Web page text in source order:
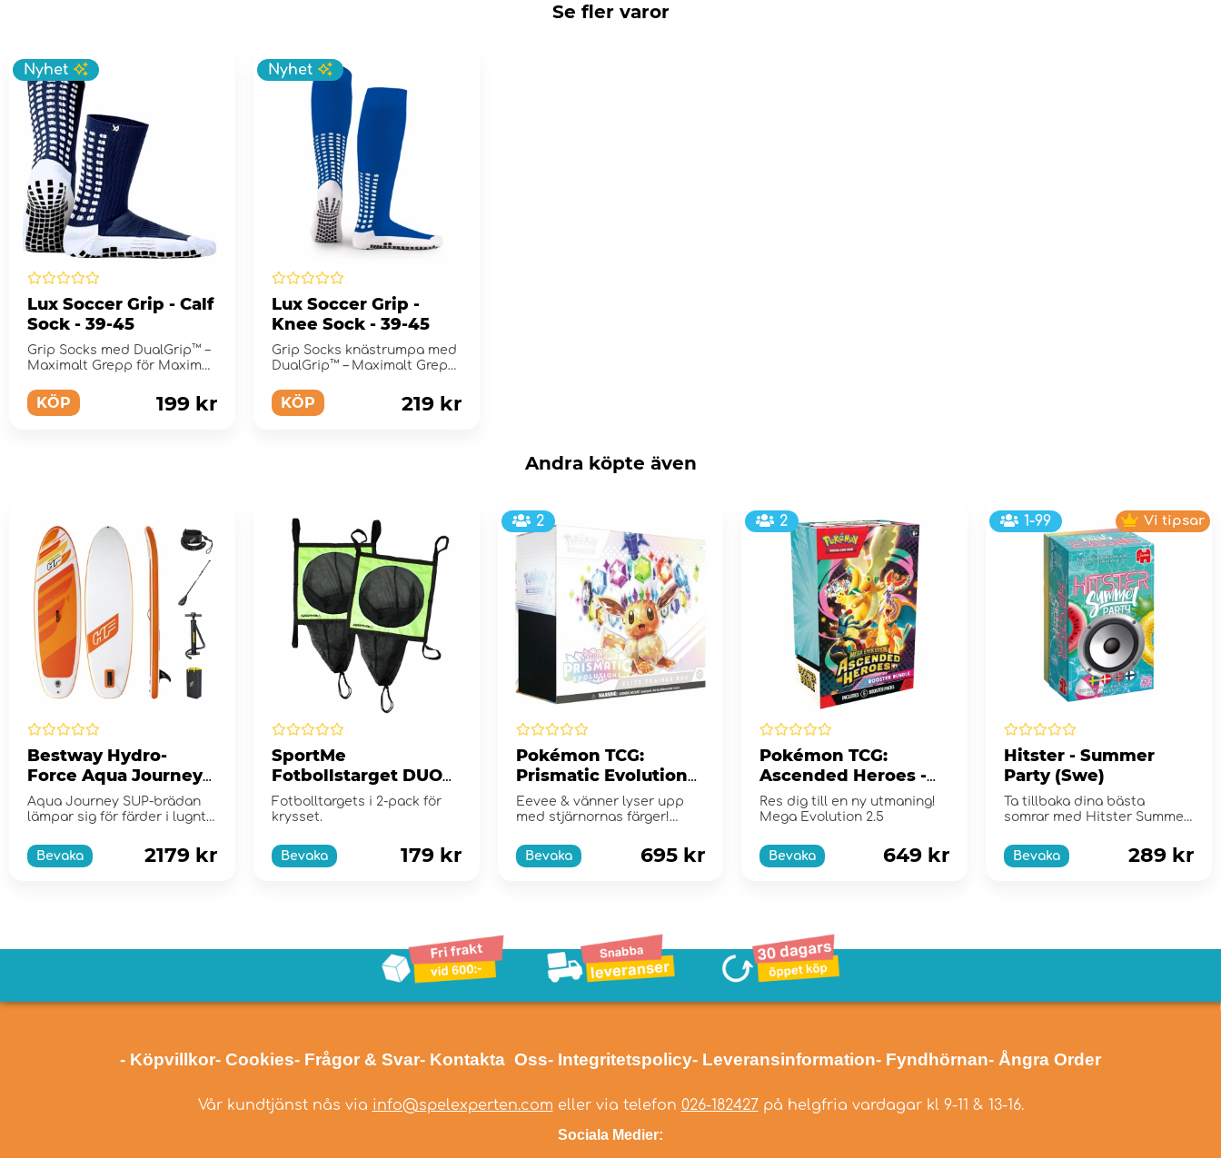
Se fler varor
Nyhet
Lux Soccer Grip - Calf
Sock - 39-45
Grip Socks med DualGrip™ –
Maximalt Grepp för Maximal
KÖP 199 kr
Nyhet
Lux Soccer Grip -
Knee Sock - 39-45
Grip Socks knästrumpa med
DualGrip™ – Maximalt Grepp
KÖP 219 kr
Andra köpte även
Bestway Hydro-
Force Aqua Journey
Sup-Bräda
Aqua Journey SUP-brädan
lämpar sig för färder i lugnt
Bevaka
2179 kr
SportMe
Fotbollstarget DUO
2-p
Fotbolltargets i 2-pack för
krysset.
Bevaka 179 kr
2
Pokémon TCG:
Prismatic Evolutions
Elite Trainer Box
Eevee & vänner lyser upp
med stjärnornas färger!
Bevaka
695 kr
2
Pokémon TCG:
Ascended Heroes -
Booster Bundle
Res dig till en ny utmaning!
Mega Evolution 2.5
Bevaka 649 kr
1-99 Vi tipsar
Hitster - Summer
Party (Swe)
Ta tillbaka dina bästa
somrar med Hitster Summer
Bevaka
289 kr
- Köpvillkor- Cookies- Frågor & Svar- Kontakta Oss- Integritetspolicy- Leveransinformation- Fyndhörnan- Ångra Order
Vår kundtjänst nås via info@spelexperten.com eller via telefon 026-182427på helgfria vardagar kl 9-11 & 13-16.
Sociala Medier: